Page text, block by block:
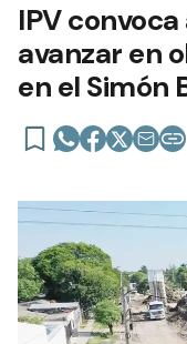
IPV
avanzar en
en el Simón